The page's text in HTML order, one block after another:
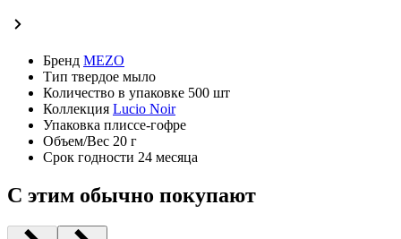
Бренд MEZO
Тип твердое мыло
Количество в упаковке 500 шт
Коллекция Lucio Noir
Упаковка плиссе-гофре
Объем/Вес 20 г
Срок годности 24 месяца
С этим обычно покупают